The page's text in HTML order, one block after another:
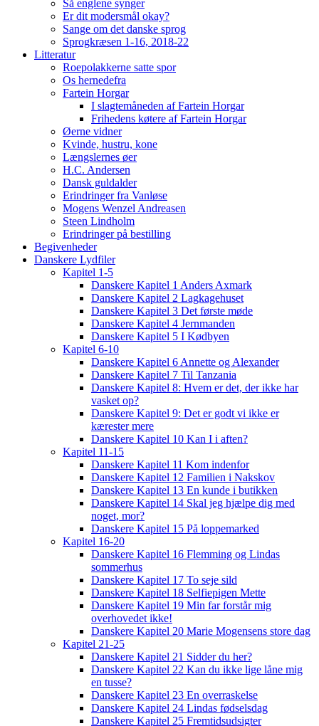
Så englene synger
Er dit modersmål okay?
Sange om det danske sprog
Sprogkræsen 1-16, 2018-22
Litteratur
Roepolakkerne satte spor
Os hernedefra
Fartein Horgar
I slagtemåneden af Fartein Horgar
Frihedens køtere af Fartein Horgar
Øerne vidner
Kvinde, hustru, kone
Længslernes øer
H.C. Andersen
Dansk guldalder
Erindringer fra Vanløse
Mogens Wenzel Andreasen
Steen Lindholm
Erindringer på bestilling
Begivenheder
Danskere Lydfiler
Kapitel 1-5
Danskere Kapitel 1 Anders Axmark
Danskere Kapitel 2 Lagkagehuset
Danskere Kapitel 3 Det første møde
Danskere Kapitel 4 Jernmanden
Danskere Kapitel 5 I Kødbyen
Kapitel 6-10
Danskere Kapitel 6 Annette og Alexander
Danskere Kapitel 7 Til Tanzania
Danskere Kapitel 8: Hvem er det, der ikke har
vasket op?
Danskere Kapitel 9: Det er godt vi ikke er
kærester mere
Danskere Kapitel 10 Kan I i aften?
Kapitel 11-15
Danskere Kapitel 11 Kom indenfor
Danskere Kapitel 12 Familien i Nakskov
Danskere Kapitel 13 En kunde i butikken
Danskere Kapitel 14 Skal jeg hjælpe dig med
noget, mor?
Danskere Kapitel 15 På loppemarked
Kapitel 16-20
Danskere Kapitel 16 Flemming og Lindas
sommerhus
Danskere Kapitel 17 To seje sild
Danskere Kapitel 18 Selfiepigen Mette
Danskere Kapitel 19 Min far forstår mig
overhovedet ikke!
Danskere Kapitel 20 Marie Mogensens store dag
Kapitel 21-25
Danskere Kapitel 21 Sidder du her?
Danskere Kapitel 22 Kan du ikke lige låne mig
en tusse?
Danskere Kapitel 23 En overraskelse
Danskere Kapitel 24 Lindas fødselsdag
Danskere Kapitel 25 Fremtidsudsigter